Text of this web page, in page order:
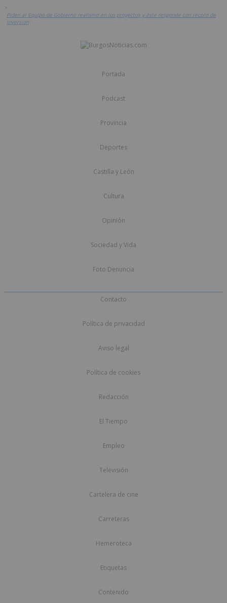
>
Piden al Equipo de Gobierno realismo en los proyectos y éste responde con récord de
inversión
Portada
Podcast
Provincia
Deportes
Castilla y León
Cultura
Opinión
Sociedad y Vida
Foto Denuncia
Contacto
Política de privacidad
Aviso legal
Política de cookies
Redacción
El Tiempo
Empleo
Televisión
Cartelera de cine
Carreteras
Hemeroteca
Etiquetas
Contenido